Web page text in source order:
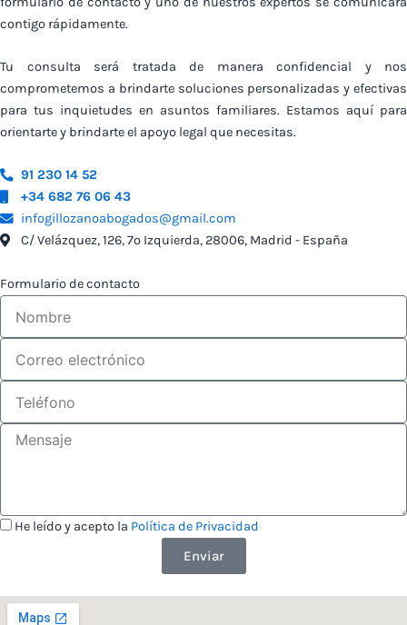
contigo rápidamente.
Tu consulta será tratada de manera confidencial y nos
comprometemos a brindarte soluciones personalizadas y efectivas
para tus inquietudes en asuntos familiares. Estamos aquí para
orientarte y brindarte el apoyo legal que necesitas.
91 230 14 52
+34 682 76 06 43
infogillozanoabogados@gmail.com
C/ Velázquez, 126, 7º Izquierda, 28006, Madrid - España
Formulario de contacto
He leído y acepto la Política de Privacidad
Enviar